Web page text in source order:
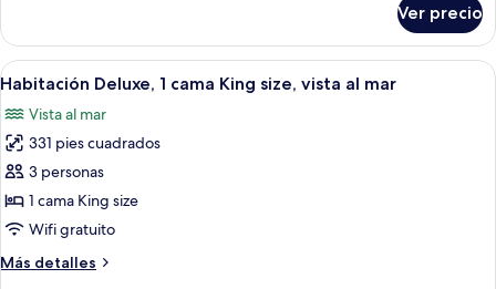
con
acceso
al
salón
lounge
del
club
Deluxe,
cama
size,
con
al
salón
lounge
del
club
Ver precio
Abrir
todas
las
fotos
de
Habitación
Deluxe,
cama
Una habitación de hotel moderna
9
Habitación Deluxe, 1 cama King size, vista al mar
Vista al mar
331 pies cuadrados
3 personas
1 cama King size
Wifi gratuito
Más detalles
Más